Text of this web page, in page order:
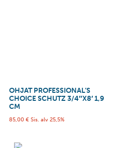
OHJAT PROFESSIONAL’S
CHOICE SCHUTZ 3/4″X8′ 1,9
CM
85,00 € Sis. alv 25,5%